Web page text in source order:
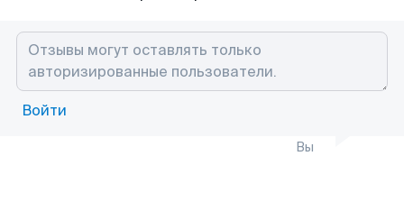
Войти
Вы